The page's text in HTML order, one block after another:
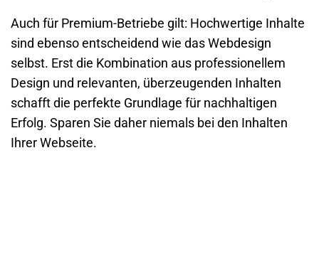
Auch für Premium-Betriebe gilt: Hochwertige Inhalte
sind ebenso entscheidend wie das Webdesign
selbst. Erst die Kombination aus professionellem
Design und relevanten, überzeugenden Inhalten
schafft die perfekte Grundlage für nachhaltigen
Erfolg. Sparen Sie daher niemals bei den Inhalten
Ihrer Webseite.